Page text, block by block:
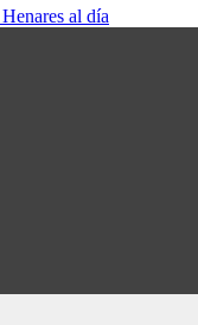
Henares al día